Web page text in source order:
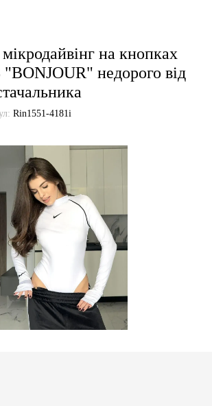
на кнопках
недорого від
Rin1551-4181i